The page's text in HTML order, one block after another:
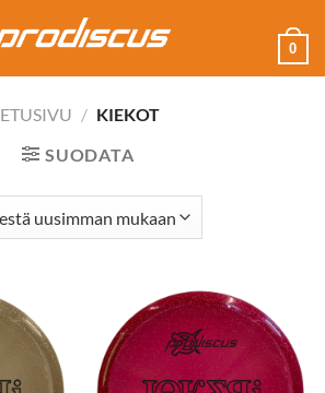
0
ETUSIVU / KIEKOT
SUODATA